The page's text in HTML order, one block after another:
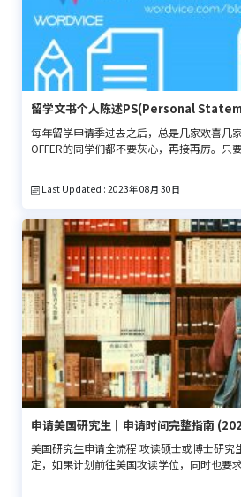
留学文书个人陈述PS(Personal
每年留学申请季过去之后，总是几家欢喜几
OFFER的同学们都不要灰心，再接再厉。只
Last Updated : 2023年 08月 30日
申请美国研究生丨申请时间完整指南
美国研究生申请全流程 攻读硕士或博士研究
定，如果计划前往美国攻读学位，同时也要